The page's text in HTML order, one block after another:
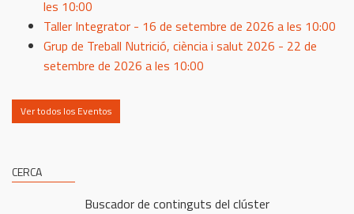
les 10:00
Taller Integrator - 16 de setembre de 2026 a les 10:00
Grup de Treball Nutrició, ciència i salut 2026 - 22 de
setembre de 2026 a les 10:00
Ver todos los Eventos
CERCA
Buscador de continguts del clúster